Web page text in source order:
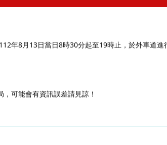
年8月13日當日8時30分起至19時止，於外車道進
可能會有資訊誤差請見諒！